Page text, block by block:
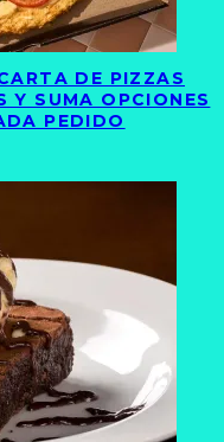
DE PIZZAS
Y SUMA OPCIONES
PEDIDO